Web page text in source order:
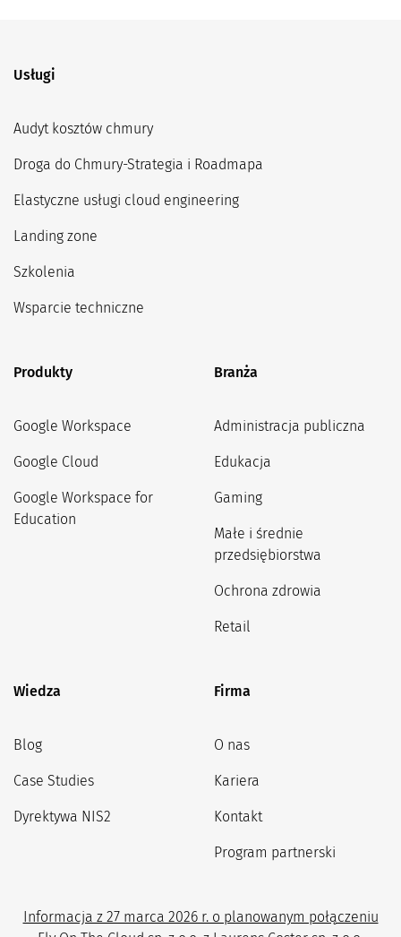
Usługi
Audyt kosztów chmury
Droga do Chmury-Strategia i Roadmapa
Elastyczne usługi cloud engineering
Landing zone
Szkolenia
Wsparcie techniczne
Produkty
Google Workspace
Google Cloud
Google Workspace for
Education
Branża
Administracja publiczna
Edukacja
Gaming
Małe i średnie
przedsiębiorstwa
Ochrona zdrowia
Retail
Wiedza
Blog
Case Studies
Dyrektywa NIS2
Firma
O nas
Kariera
Kontakt
Program partnerski
Informacja z 27 marca 2026 r. o planowanym połączeniu